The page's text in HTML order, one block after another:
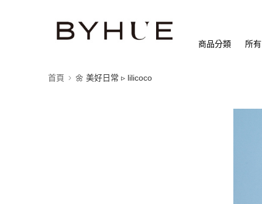
商品分類 所
首頁 🌼 美好日常 ▹ lilicoco